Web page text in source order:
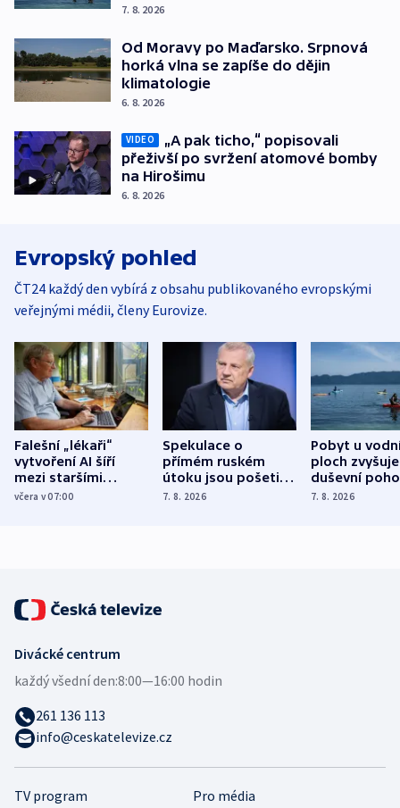
7. 8. 2026
Od Moravy po Maďarsko. Srpnová
horká vlna se zapíše do dějin
klimatologie
6. 8. 2026
VIDEO
„A pak ticho,“ popisovali
přeživší po svržení atomové bomby
na Hirošimu
6. 8. 2026
Evropský pohled
ČT24 každý den vybírá z obsahu publikovaného evropskými
veřejnými médii, členy Eurovize.
Falešní „lékaři“
vytvoření AI šíří
mezi staršími
Poláky nebezpečné
včera v 07:00
Spekulace o
přímém ruském
útoku jsou pošetilé,
míní estonský
7. 8. 2026
Pobyt u
ploch zvyšuje
duševní
ukázala
7. 8. 2026
TV program
Pro média
Divácké centrum
každý všední den:8:00—16:00 hodin
261 136 113
info@ceskatelevize.cz